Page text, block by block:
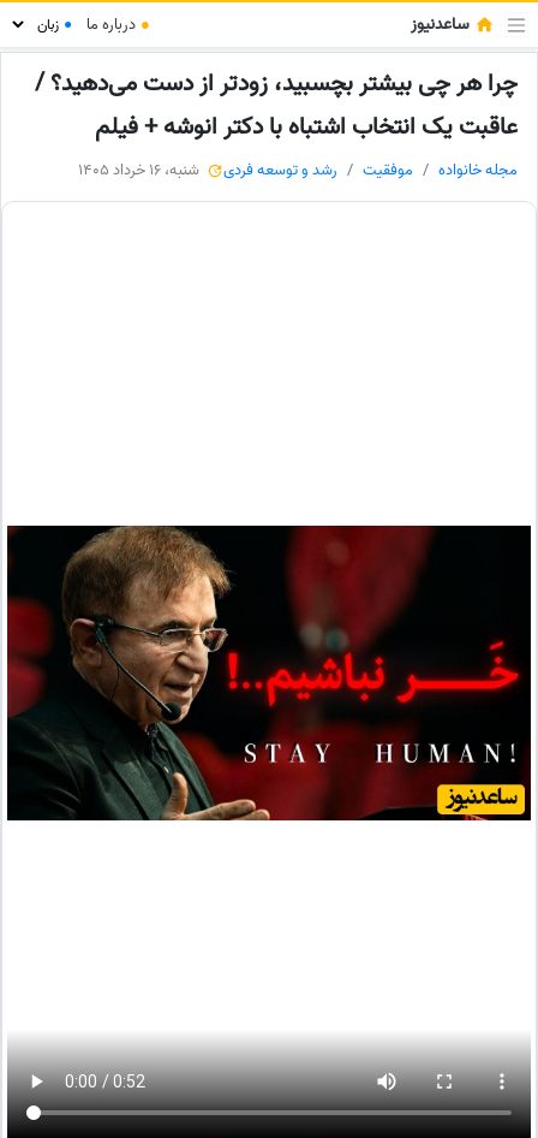
ساعدنیوز ● درباره ما ●
چرا هر چی بیشتر بچسبید، زودتر از دست می‌دهید؟ /
عاقبت یک انتخاب اشتباه با دکتر انوشه + فیلم
مجله خانواده موفقیت رشد و توسعه فردی شنبه، 16 خرداد 1405